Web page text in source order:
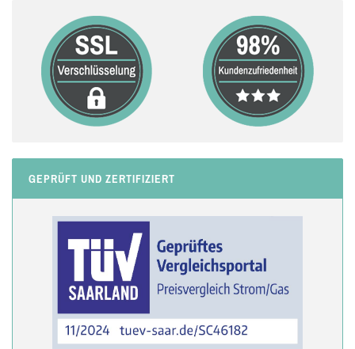
GEPRÜFT UND ZERTIFIZIERT